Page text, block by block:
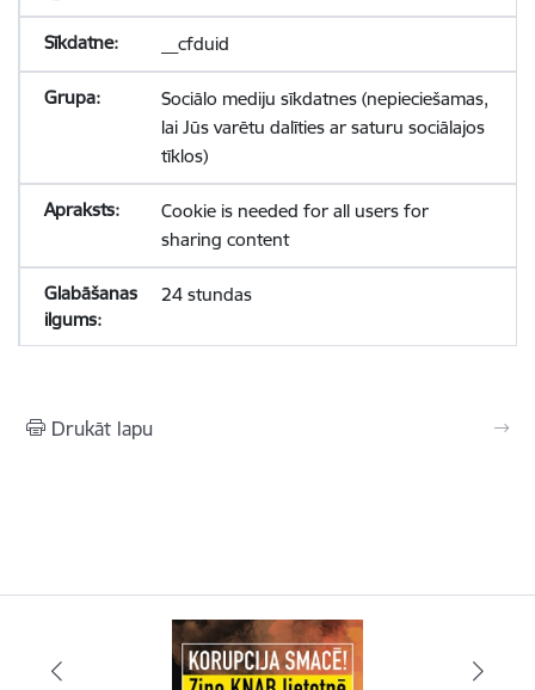
__cfduid
Sociālo mediju sīkdatnes (nepieciešamas,
lai Jūs varētu dalīties ar saturu sociālajos
tīklos)
Cookie is needed for all users for
sharing content
24 stundas
Drukāt lapu